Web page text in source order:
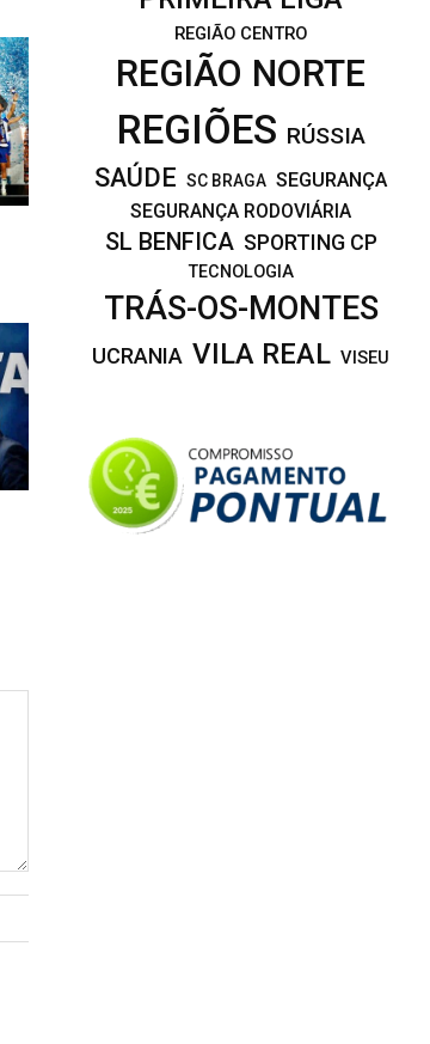
REGIÃO CENTRO
REGIÃO NORTE
REGIÕES RÚSSIA
SAÚDE SC BRAGA SEGURANÇA
SEGURANÇA RODOVIÁRIA
SL BENFICA SPORTING CP
TECNOLOGIA
TRÁS-OS-MONTES
UCRANIA VILA REAL VISEU